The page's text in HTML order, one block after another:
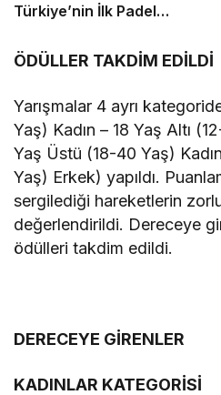
Türkiye’nin İlk Padel
Başlıyor
ÖDÜLLER TAKDİM EDİLDİ
Yarışmalar 4 ayrı
Yaş) Kadın – 18 Yaş Altı
Yaş Üstü (18-40 Yaş)
Yaş) Erkek) yapıldı.
sergilediği hareketlerin
değerlendirildi. Dereceye
ödülleri takdim edildi.
DERECEYE GİRENLER
KADINLAR KATEGORİSİ